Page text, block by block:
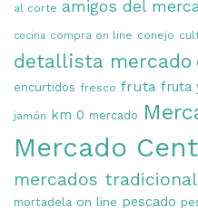
al corte amigos del
cocina compra on line conejo
detallista mercado
encurtidos fresco fruta fruta
jamón km 0 mercado
Mercado
mercados
mortadela on line pescado